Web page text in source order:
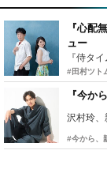
『心配
ュー
#田村ツト
『今か
沢村玲
#今から、